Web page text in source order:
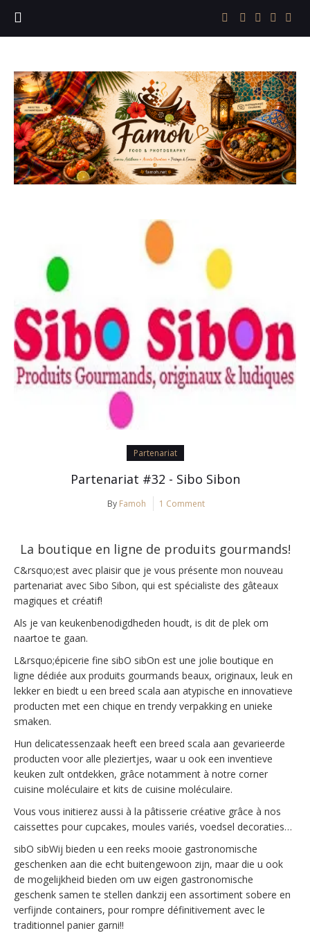
Partenariat
Partenariat #32 - Sibo Sibon
By Famoh 1 Comment
La boutique en ligne de produits gourmands!
C&rsquo;est avec plaisir que je vous présente mon nouveau
partenariat avec Sibo Sibon, qui est spécialiste des gâteaux
magiques et créatif!
Als je van keukenbenodigdheden houdt, is dit de plek om
naartoe te gaan.
L&rsquo;épicerie fine sibO sibOn est une jolie boutique en
ligne dédiée aux produits gourmands beaux, originaux, leuk en
lekker en biedt u een breed scala aan atypische en innovatieve
producten met een chique en trendy verpakking en unieke
smaken.
Hun delicatessenzaak heeft een breed scala aan gevarieerde
producten voor alle pleziertjes, waar u ook een inventieve
keuken zult ontdekken, grâce notamment à notre corner
cuisine moléculaire et kits de cuisine moléculaire.
Vous vous initierez aussi à la pâtisserie créative grâce à nos
caissettes pour cupcakes, moules variés, voedsel decoraties…
sibO sibWij bieden u een reeks mooie gastronomische
geschenken aan die echt buitengewoon zijn, maar die u ook
de mogelijkheid bieden om uw eigen gastronomische
geschenk samen te stellen dankzij een assortiment sobere en
verfijnde containers, pour rompre définitivement avec le
traditionnel panier garni!!